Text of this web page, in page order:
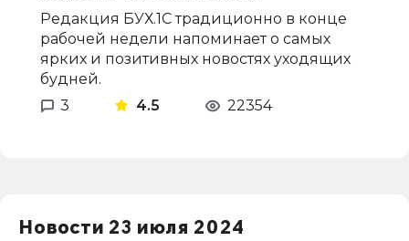
Редакция БУХ.1С традиционно в конце
рабочей недели напоминает о самых
ярких и позитивных новостях уходящих
будней.
3
4.5 22354
Новости 23 июля 2024